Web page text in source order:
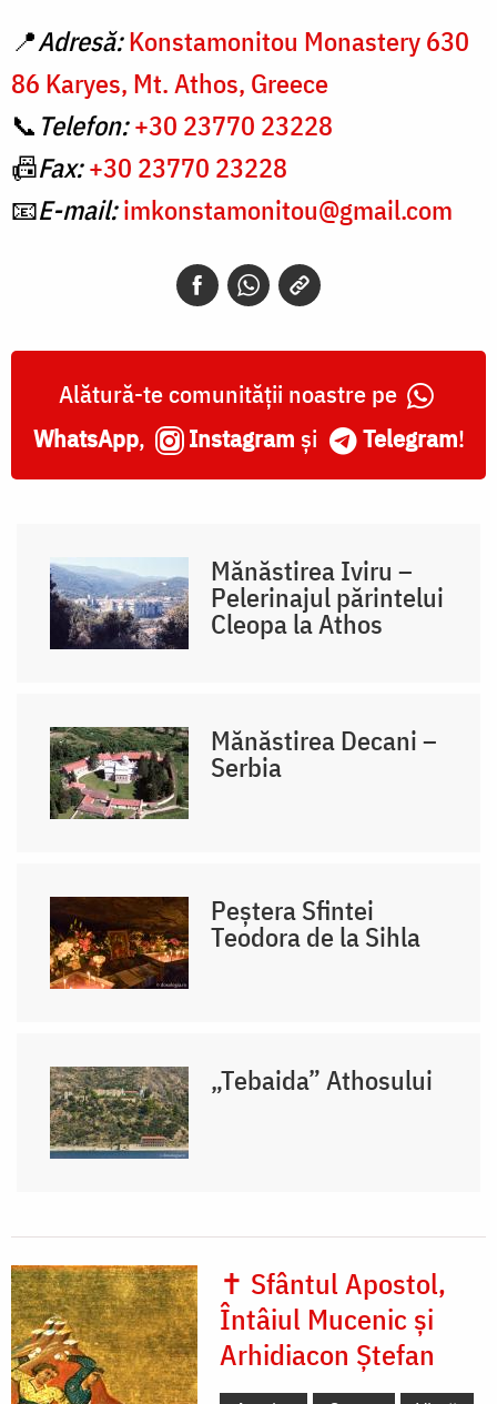
📍Adresă:Konstamonitou Monastery 630
86 Karyes, Mt. Athos, Greece
📞 Telefon:+30 23770 23228
📠Fax:+30 23770 23228
📧E-mail:imkonstamonitou@gmail.com
Alătură-te comunității noastre pe
WhatsApp, Instagram și Telegram!
Mănăstirea Iviru –
Pelerinajul părintelui
Cleopa la Athos
Mănăstirea Decani –
Serbia
Peștera Sfintei
Teodora de la Sihla
„Tebaida” Athosului
✝ Sfântul Apostol,
Întâiul Mucenic și
Arhidiacon Ștefan